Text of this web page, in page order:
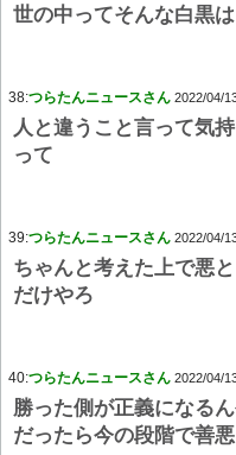
世の中ってそんな白黒
38:つらたんニュースさん 2022/04/
人と違うこと言って気
って
39:つらたんニュースさん 2022/04/
ちゃんと考えた上で悪
だけやろ
40:つらたんニュースさん 2022/04/
勝った側が正義になる
だったら今の段階で善